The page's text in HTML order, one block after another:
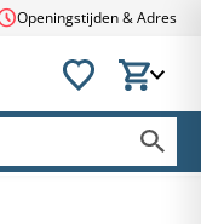
Openingstijden & Adres